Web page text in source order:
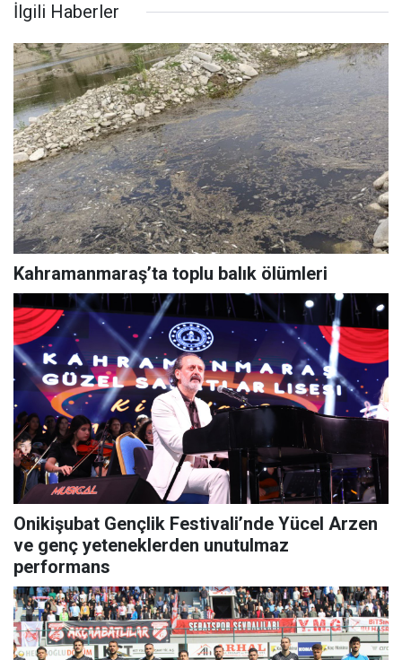
İlgili Haberler
Kahramanmaraş’ta toplu balık ölümleri
Onikişubat Gençlik Festivali’nde Yücel Arzen
ve genç yeteneklerden unutulmaz
performans